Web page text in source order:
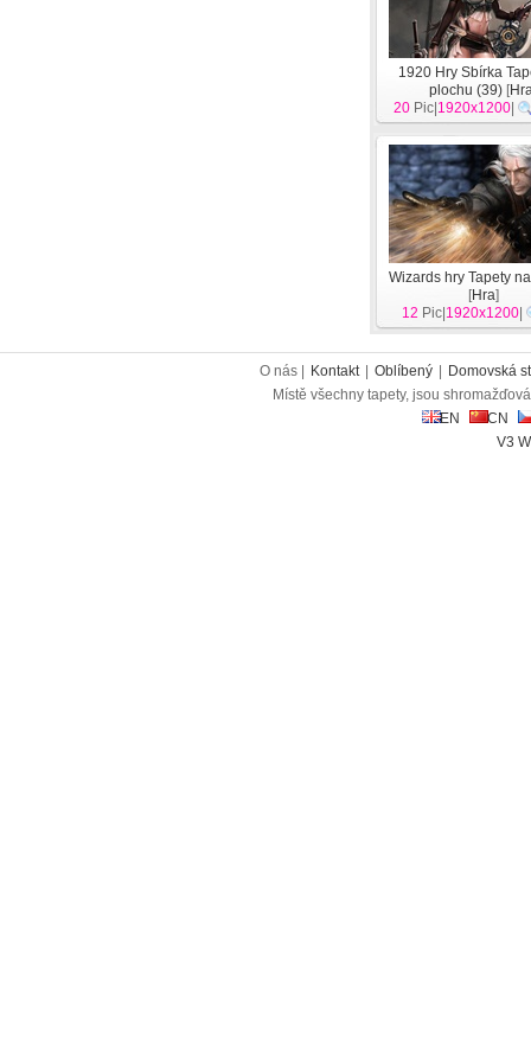
1920 Hry Sbírka
plochu (39) [
20 Pic| 1920x1200
Wizards hry Tapety
[Hra]
12 Pic| 1920x1200
O nás | Kontakt Oblíbený
Domovská
Místě všechny tapety, jsou
EN
CN
V3